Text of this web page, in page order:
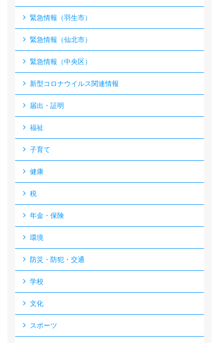
緊急情報（羽生市）
緊急情報（仙北市）
緊急情報（中央区）
新型コロナウイルス関連情報
届出・証明
福祉
子育て
健康
税
年金・保険
環境
防災・防犯・交通
学校
文化
スポーツ